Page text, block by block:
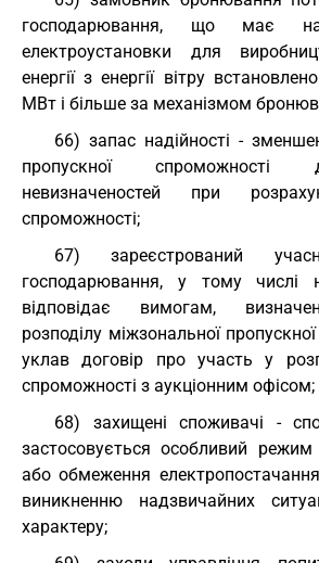
господарювання, що має
електроустановки для
енергії з енергії вітру
МВт і більше за механізмом
66) запас надійності -
пропускної спроможності
невизначеностей при
спроможності;
67) зареєстрований
господарювання, у тому числі
відповідає вимогам,
розподілу міжзональної
уклав договір про участь у
спроможності з аукціонним офісом;
68) захищені споживачі -
застосовується особливий
або обмеження
виникненню надзвичайних
характеру;